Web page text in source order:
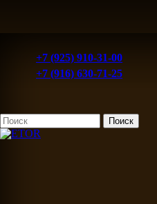
+7 (925) 910-31-00
+7 (916) 630-71-25